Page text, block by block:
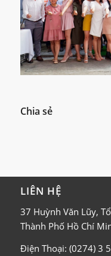
Chia sẻ
LIÊN HỆ
37 Huỳnh Văn Lũy,
Thành Phố Hồ Chí
Điện Thoại: (0274) 3